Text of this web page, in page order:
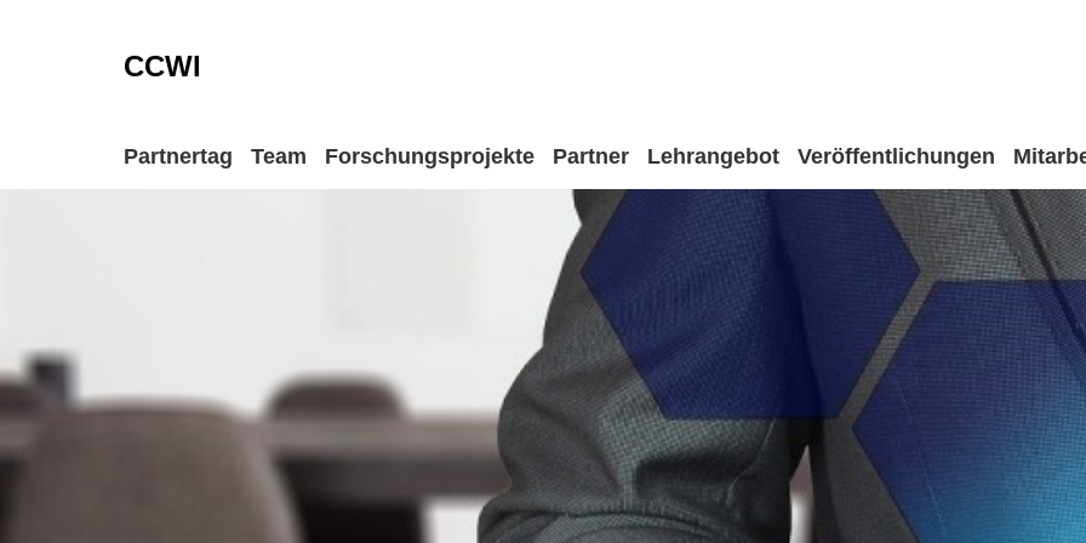
CCWI
Partnertag Team Forschungsprojekte Partner Lehrangebot Veröffentlichungen